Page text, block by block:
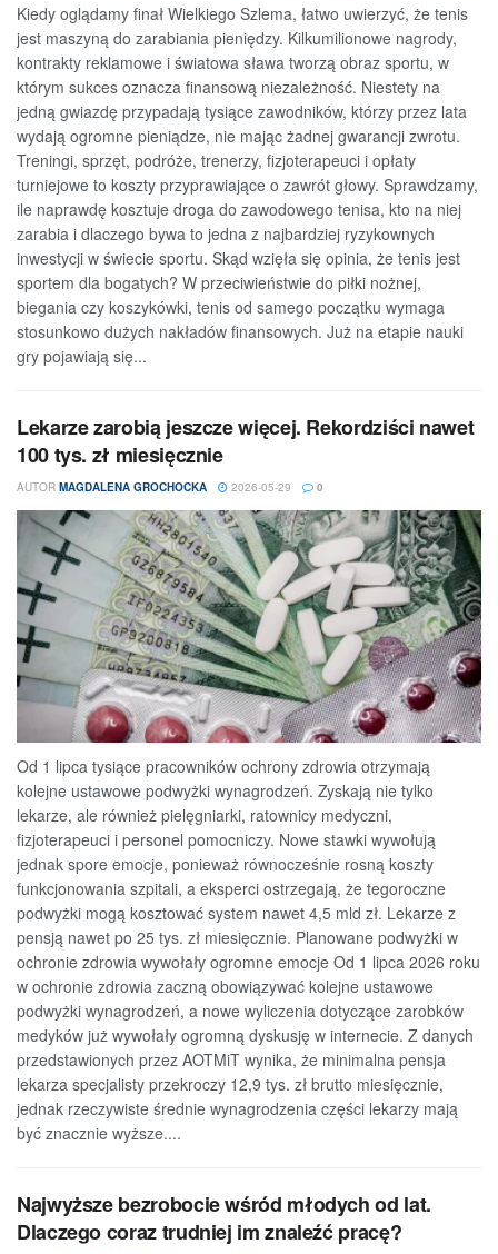
Kiedy oglądamy finał Wielkiego Szlema, łatwo uwierzyć, że tenis
jest maszyną do zarabiania pieniędzy. Kilkumilionowe nagrody,
kontrakty reklamowe i światowa sława tworzą obraz sportu, w
którym sukces oznacza finansową niezależność. Niestety na
jedną gwiazdę przypadają tysiące zawodników, którzy przez lata
wydają ogromne pieniądze, nie mając żadnej gwarancji zwrotu.
Treningi, sprzęt, podróże, trenerzy, fizjoterapeuci i opłaty
turniejowe to koszty przyprawiające o zawrót głowy. Sprawdzamy,
ile naprawdę kosztuje droga do zawodowego tenisa, kto na niej
zarabia i dlaczego bywa to jedna z najbardziej ryzykownych
inwestycji w świecie sportu. Skąd wzięła się opinia, że tenis jest
sportem dla bogatych? W przeciwieństwie do piłki nożnej,
biegania czy koszykówki, tenis od samego początku wymaga
stosunkowo dużych nakładów finansowych. Już na etapie nauki
gry pojawiają się...
Lekarze zarobią jeszcze więcej. Rekordziści nawet
100 tys. zł miesięcznie
AUTOR MAGDALENA GROCHOCKA 2026-05-29 0
Od 1 lipca tysiące pracowników ochrony zdrowia otrzymają
kolejne ustawowe podwyżki wynagrodzeń. Zyskają nie tylko
lekarze, ale również pielęgniarki, ratownicy medyczni,
fizjoterapeuci i personel pomocniczy. Nowe stawki wywołują
jednak spore emocje, ponieważ równocześnie rosną koszty
funkcjonowania szpitali, a eksperci ostrzegają, że tegoroczne
podwyżki mogą kosztować system nawet 4,5 mld zł. Lekarze z
pensją nawet po 25 tys. zł miesięcznie. Planowane podwyżki w
ochronie zdrowia wywołały ogromne emocje Od 1 lipca 2026 roku
w ochronie zdrowia zaczną obowiązywać kolejne ustawowe
podwyżki wynagrodzeń, a nowe wyliczenia dotyczące zarobków
medyków już wywołały ogromną dyskusję w internecie. Z danych
przedstawionych przez AOTMiT wynika, że minimalna pensja
lekarza specjalisty przekroczy 12,9 tys. zł brutto miesięcznie,
jednak rzeczywiste średnie wynagrodzenia części lekarzy mają
być znacznie wyższe....
Najwyższe bezrobocie wśród młodych od lat.
Dlaczego coraz trudniej im znaleźć pracę?